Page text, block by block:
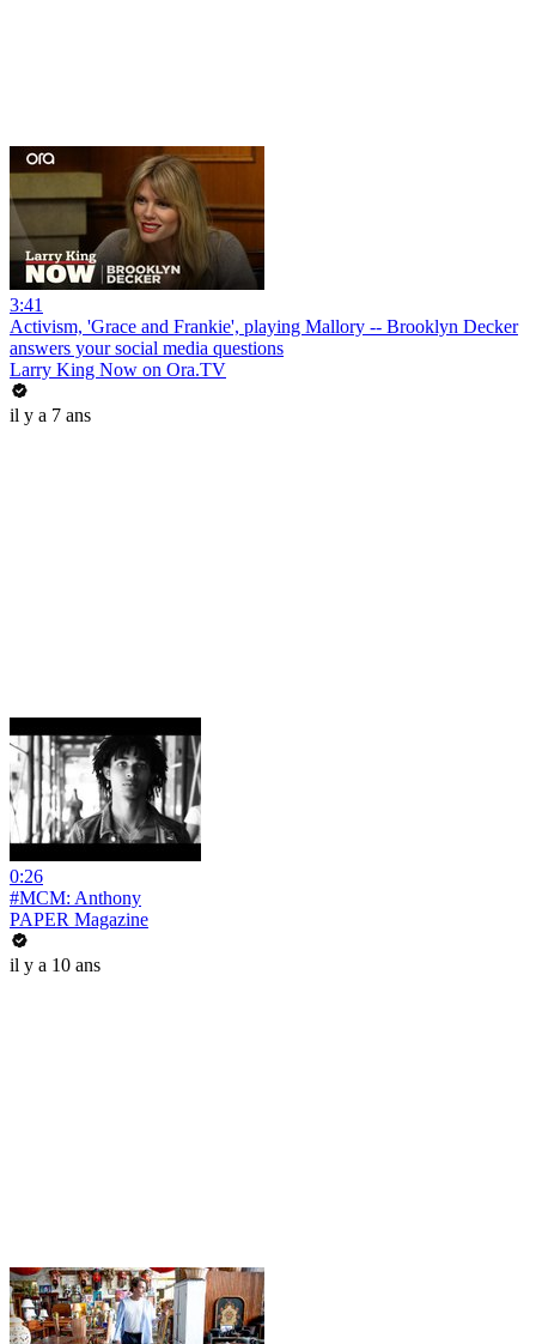
3:41
Activism, 'Grace and Frankie', playing Mallory -- Brooklyn Decker
answers your social media questions
Larry King Now on Ora.TV
il y a 7 ans
0:26
#MCM: Anthony
PAPER Magazine
il y a 10 ans